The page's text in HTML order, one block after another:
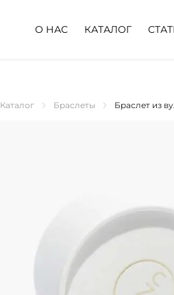
О НАС КАТАЛОГ
Каталог Браслеты Браслет из